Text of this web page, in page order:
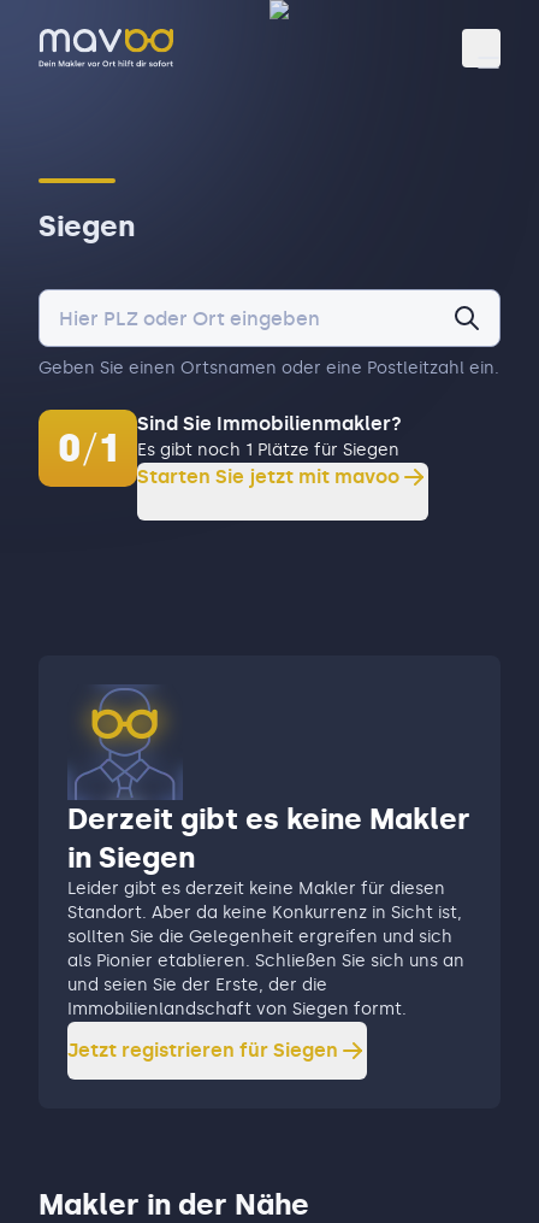
Siegen
Geben Sie einen Ortsnamen oder eine Postleitzahl ein.
0/1
Sind Sie Immobilienmakler?
Es gibt noch 1 Plätze für Siegen
Starten Sie jetzt mit mavoo
Derzeit gibt es keine Makler
in Siegen
Leider gibt es derzeit keine Makler für diesen
Standort. Aber da keine Konkurrenz in Sicht ist,
sollten Sie die Gelegenheit ergreifen und sich
als Pionier etablieren. Schließen Sie sich uns an
und seien Sie der Erste, der die
Immobilienlandschaft von Siegen formt.
Jetzt registrieren für Siegen
Makler in der Nähe